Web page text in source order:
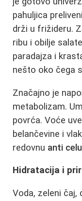
pahuljica
drži u frižideru.
ribu i obilje
paradajza i
nešto oko čega
Značajno je
metabolizam.
povrća. Voće
belančevine i
redovnu anti
Hidratacija i
Voda, zeleni